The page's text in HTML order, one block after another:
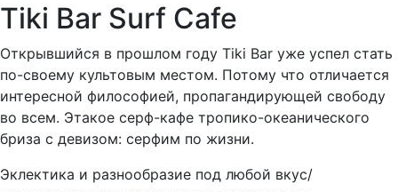
Tiki Bar Surf Cafe
Открывшийся в прошлом году Tiki Bar уже успел стать
по-своему культовым местом. Потому что отличается
интересной философией, пропагандирующей свободу
во всем. Этакое серф-кафе тропико-океанического
бриза с девизом: серфим по жизни.
Эклектика и разнообразие под любой вкус/